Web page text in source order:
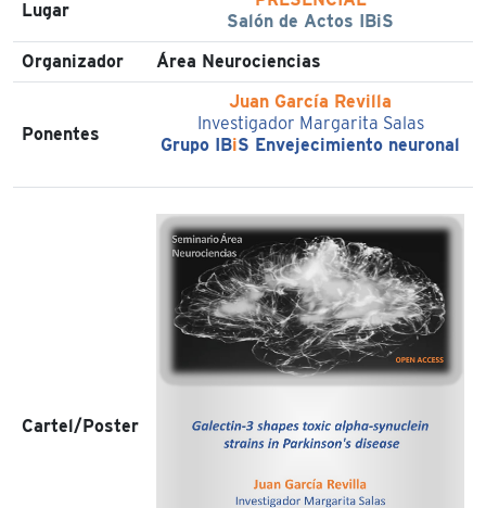
Lugar
Salón de Actos IBiS
Organizador
Área Neurociencias
Ponentes
Juan García Revilla
Investigador Margarita Salas
Grupo IBiS Envejecimiento neuronal
Cartel/Poster